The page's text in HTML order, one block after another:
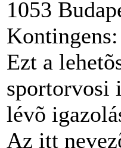
1053
Ezt a
sportorvosi
lévõ
Az itt